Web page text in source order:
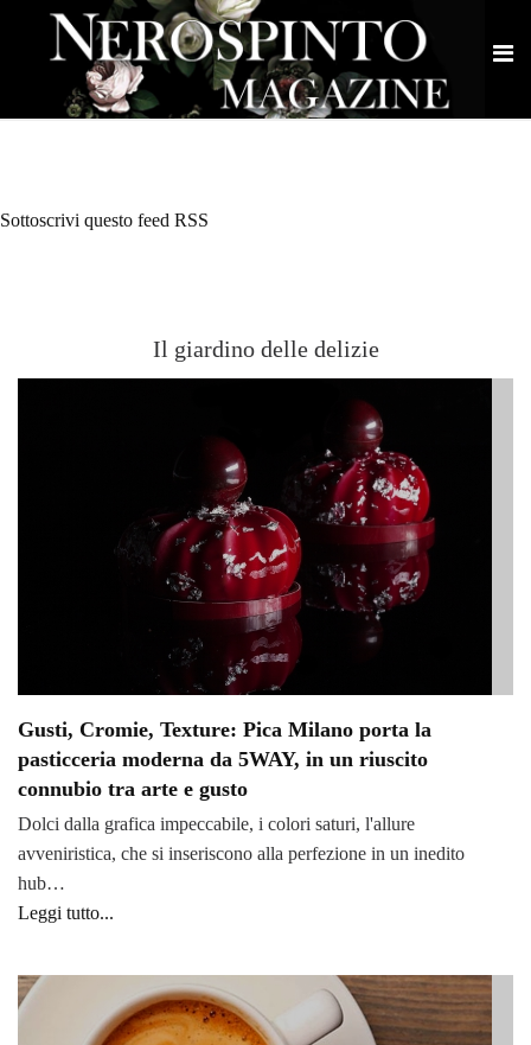
Sottoscrivi questo feed RSS
Il giardino delle delizie
Gusti, Cromie, Texture: Pica Milano porta la
pasticceria moderna da 5WAY, in un riuscito
connubio tra arte e gusto
Dolci dalla grafica impeccabile, i colori saturi, l'allure
avveniristica, che si inseriscono alla perfezione in un inedito
hub…
Leggi tutto...